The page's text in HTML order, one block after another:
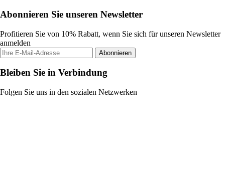
Abonnieren Sie unseren Newsletter
Profitieren Sie von 10% Rabatt, wenn Sie sich für unseren Newsletter
anmelden
Abonnieren
Bleiben Sie in Verbindung
Folgen Sie uns in den sozialen Netzwerken